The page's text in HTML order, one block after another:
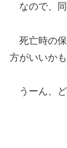
なので、同
死亡時の保
方がいいか
うーん、ど